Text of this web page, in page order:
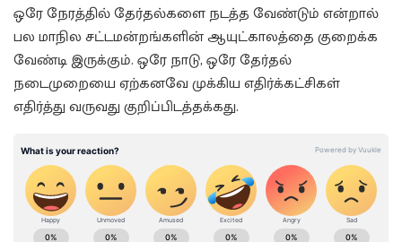
ஒரே நேரத்தில் தேர்தல்களை நடத்த வேண்டும் என்றால்
பல மாநில சட்டமன்றங்களின் ஆயுட்காலத்தை குறைக்க
வேண்டி இருக்கும். ஒரே நாடு, ஒரே தேர்தல்
நடைமுறையை ஏற்கனவே முக்கிய எதிர்க்கட்சிகள்
எதிர்த்து வருவது குறிப்பிடத்தக்கது.